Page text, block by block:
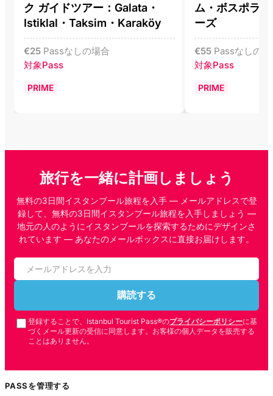
ク ガイドツアー：Galata・
Istiklal・Taksim・Karaköy
€25 Passなしの場合
対象Pass
PRIME
ム・ボスポラ
ーズ
€55 Passなしの
対象Pass
PRIME
旅行を一緒に計画しましょう
無料の3日間イスタンブール旅程を入手 — メールアドレスで登
録して、無料の3日間イスタンブール旅程を入手しましょう —
地元の人のようにイスタンブールを探索するためにデザインさ
れています — あなたのメールボックスに直接お届けします。
購読する
登録することで、Istanbul Tourist Pass®のプライバシーポリシーに基
づくメール更新の受信に同意します。お客様の個人データを販売する
ことはありません。
PASSを管理する